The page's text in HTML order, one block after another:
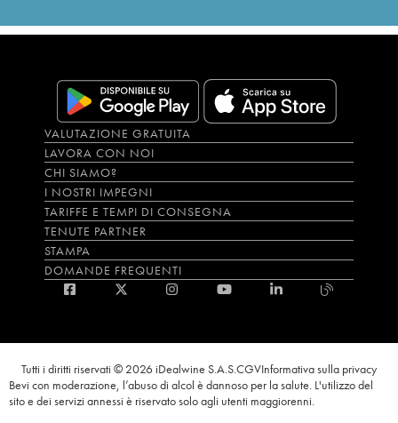
VALUTAZIONE GRATUITA
LAVORA CON NOI
CHI SIAMO?
I NOSTRI IMPEGNI
TARIFFE E TEMPI DI CONSEGNA
TENUTE PARTNER
STAMPA
DOMANDE FREQUENTI
Tutti i diritti riservati © 2026 iDealwine S.A.S.CGVInformativa sulla privacy
Bevi con moderazione, l’abuso di alcol è dannoso per la salute. L'utilizzo del
sito e dei servizi annessi è riservato solo agli utenti maggiorenni.